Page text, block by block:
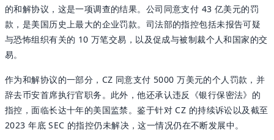
的和解协议，这是一项调查的结果。公司同意支付 43 亿美元的罚
款，是美国历史上最大的企业罚款。司法部的指控包括未报告可疑
与恐怖组织有关的 10 万笔交易，以及促成与被制裁个人和国家的交
易。
作为和解协议的一部分，CZ 同意支付 5000 万美元的个人罚款，并
辞去币安首席执行官职务。此外，他还承认违反《银行保密法》的
指控，面临长达十年的美国监禁。鉴于针对 CZ 的持续诉讼以及截至
2023 年底 SEC 的指控仍未解决，这一情况仍在不断发展中。